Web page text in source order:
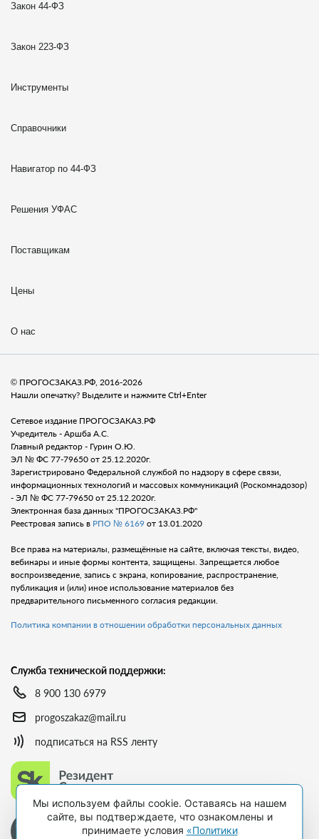
Закон 44-ФЗ
Закон 223-ФЗ
Инструменты
Справочники
Навигатор по 44-ФЗ
Решения УФАС
Поставщикам
Цены
О нас
© ПРОГОСЗАКАЗ.РФ, 2016-2026
Нашли опечатку? Выделите и нажмите Ctrl+Enter
Сетевое издание ПРОГОСЗАКАЗ.РФ
Учредитель - Аршба А.С.
Главный редактор - Гурин О.Ю.
ЭЛ № ФС 77-79650 от 25.12.2020г.
Зарегистрировано Федеральной службой по надзору в сфере связи,
информационных технологий и массовых коммуникаций (Роскомнадозор)
- ЭЛ № ФС 77-79650 от 25.12.2020г.
Электронная база данных "ПРОГОСЗАКАЗ.РФ"
Реестровая запись в РПО № 6169 от 13.01.2020
Все права на материалы, размещённые на сайте, включая тексты, видео,
вебинары и иные формы контента, защищены. Запрещается любое
воспроизведение, запись с экрана, копирование, распространение,
публикация и (или) иное использование материалов без
предварительного письменного согласия редакции.
Политика компании в отношении обработки персональных данных
Служба технической поддержки:
8 900 130 6979
progoszakaz@mail.ru
подписаться на RSS ленту
Мы используем файлы cookie. Оставаясь на нашем
сайте, вы подтверждаете, что ознакомлены и
принимаете условия «Политики